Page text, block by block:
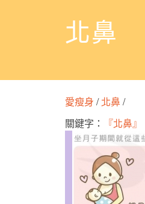
北鼻
愛瘦身 /北鼻/
關鍵字：
『北鼻』